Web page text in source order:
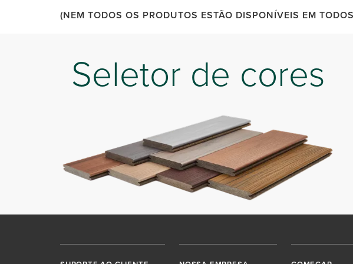
(NEM TODOS OS PRODUTOS ESTÃO DISPONÍVEIS EM
Seletor de cores